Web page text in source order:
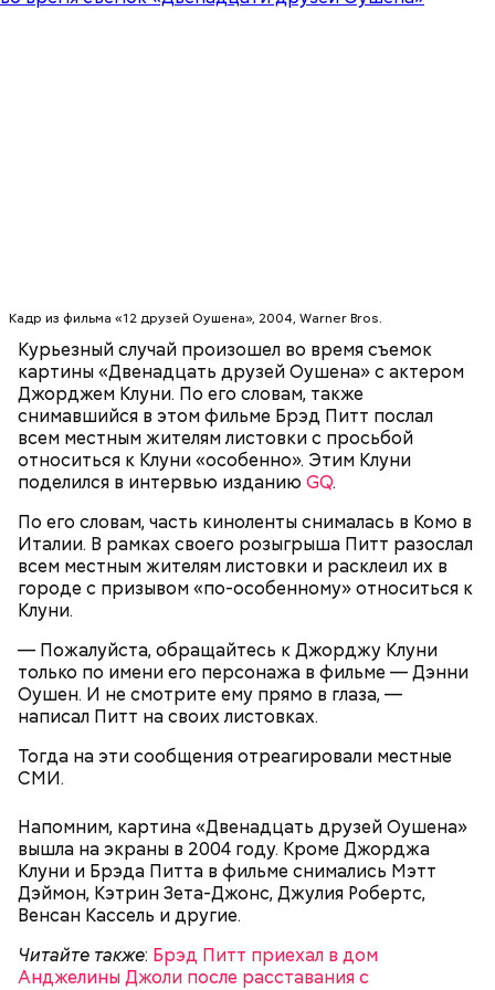
Кадр из фильма «12 друзей Оушена», 2004, Warner Bros.
Курьезный случай произошел во время съемок
картины «Двенадцать друзей Оушена» с актером
Джорджем Клуни. По его словам, также
снимавшийся в этом фильме Брэд Питт послал
всем местным жителям листовки с просьбой
относиться к Клуни «особенно». Этим Клуни
поделился в интервью изданию GQ.
По его словам, часть киноленты снималась в Комо в
Италии. В рамках своего розыгрыша Питт разослал
всем местным жителям листовки и расклеил их в
городе с призывом «по-особенному» относиться к
Клуни.
— Пожалуйста, обращайтесь к Джорджу Клуни
только по имени его персонажа в фильме — Дэнни
Оушен. И не смотрите ему прямо в глаза, —
написал Питт на своих листовках.
Тогда на эти сообщения отреагировали местные
СМИ.
Напомним, картина «Двенадцать друзей Оушена»
вышла на экраны в 2004 году. Кроме Джорджа
Клуни и Брэда Питта в фильме снимались Мэтт
Дэймон, Кэтрин Зета-Джонс, Джулия Робертс,
Венсан Кассель и другие.
Читайте также: Брэд Питт приехал в дом
Анджелины Джоли после расставания с
А еще, удержав меч палача, святой Николай спас от
смерти трех мужей, невинно осужденных
корыстолюбивым градоначальником.
За свою земную жизнь он совершил множество
добрых дел во славу Божию.
2-3 картофелины,
1 некрупное яблоко,
1 некрупный помидор,
2 корня сельдерея,
салатная заправка.
Очищенный сырой салатный сельдерей
нашинковать соломкой. Яблоки очистить от
кожицы и семян, нарезать ломтиками. Так же
нарезать вареный картофель. Продукты
перемешать, полить салатной заправкой, выложить
в салатник горкой и украсить веточками
сельдерея, кусочками свежих помидоров и
ломтиками яблок.